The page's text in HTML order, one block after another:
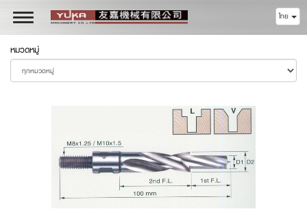
Toggle
navigation
ไทย
หมวดหมู่